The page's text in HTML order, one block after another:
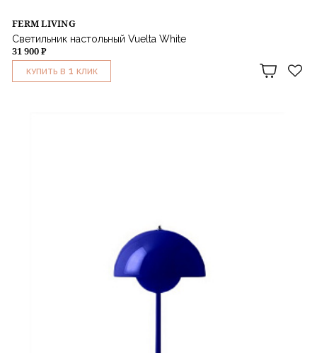
FERM LIVING
Светильник настольный Vuelta White
31 900 ₽
КУПИТЬ В 1 КЛИК